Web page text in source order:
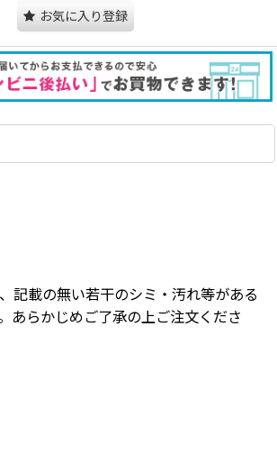
お気に入り登録
記載の無い若干のシミ・汚れ等がある
あらかじめご了承の上ご注文くださ